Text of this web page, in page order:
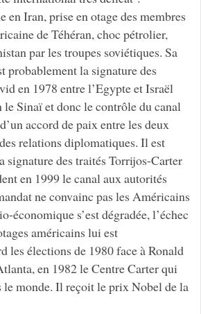
Iran, prise en otage des membres
de Téhéran, choc pétrolier,
par les troupes soviétiques. Sa
probablement la signature des
en 1978 entre l’Egypte et Israël
Sinaï et donc le contrôle du canal
accord de paix entre les deux
relations diplomatiques. Il est
signature des traités Torrijos-Carter
en 1999 le canal aux autorités
ne convainc pas les Américains
économique s’est dégradée, l’échec
américains lui est
les élections de 1980 face à Ronald
en 1982 le Centre Carter qui
monde. Il reçoit le prix Nobel de la